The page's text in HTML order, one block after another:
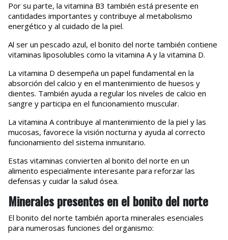
Por su parte, la vitamina B3 también está presente en
cantidades importantes y contribuye al metabolismo
energético y al cuidado de la piel.
Al ser un pescado azul, el bonito del norte también contiene
vitaminas liposolubles como la vitamina A y la vitamina D.
La vitamina D desempeña un papel fundamental en la
absorción del calcio y en el mantenimiento de huesos y
dientes. También ayuda a regular los niveles de calcio en
sangre y participa en el funcionamiento muscular.
La vitamina A contribuye al mantenimiento de la piel y las
mucosas, favorece la visión nocturna y ayuda al correcto
funcionamiento del sistema inmunitario.
Estas vitaminas convierten al bonito del norte en un
alimento especialmente interesante para reforzar las
defensas y cuidar la salud ósea.
Minerales presentes en el bonito del norte
El bonito del norte también aporta minerales esenciales
para numerosas funciones del organismo: